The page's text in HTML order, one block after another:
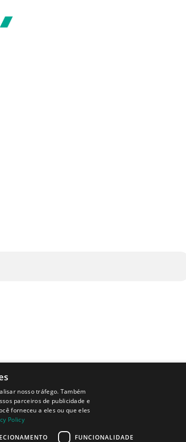
nosso tráfego. Também
parceiros de publicidade e
forneceu a eles ou que eles
Policy
FUNCIONALIDADE